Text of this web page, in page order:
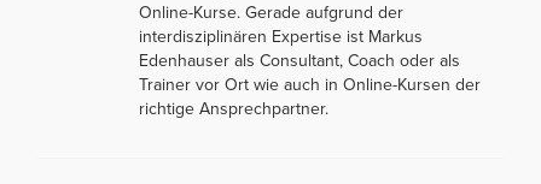
Online-Kurse. Gerade aufgrund der
interdisziplinären Expertise ist Markus
Edenhauser als Consultant, Coach oder als
Trainer vor Ort wie auch in Online-Kursen der
richtige Ansprechpartner.